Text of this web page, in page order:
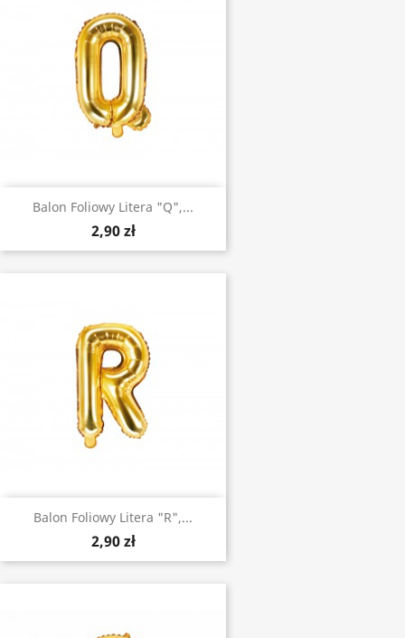
Balon Foliowy Litera "Q",...
2,90 zł
Balon Foliowy Litera "R",...
2,90 zł